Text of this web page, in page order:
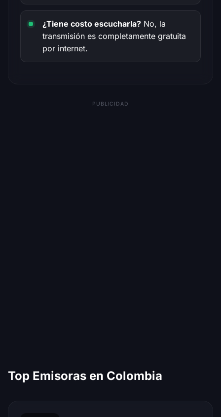
¿Tiene costo escucharla? No, la
transmisión es completamente gratuita
por internet.
PUBLICIDAD
Top Emisoras en Colombia